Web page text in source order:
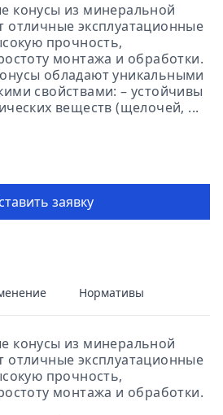
конусы из минеральной
отличные эксплуатационные
прочность,
монтажа и обработки.
обладают уникальными
свойствами: – устойчивы
веществ (щелочей, ...
заявку
Нормативы
конусы из минеральной
отличные эксплуатационные
прочность,
монтажа и обработки.